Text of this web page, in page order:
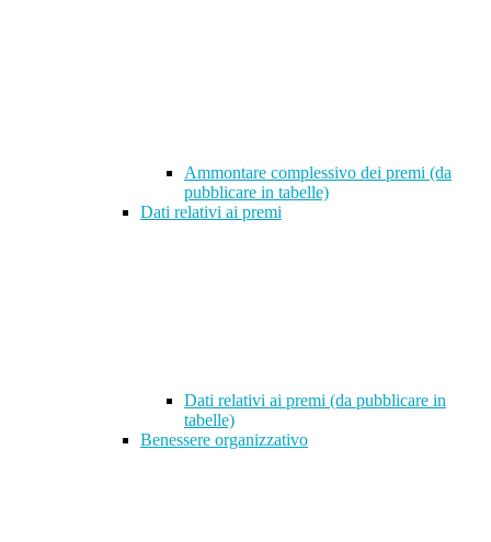
Ammontare complessivo dei premi (da
pubblicare in tabelle)
Dati relativi ai premi
Dati relativi ai premi (da pubblicare in
tabelle)
Benessere organizzativo